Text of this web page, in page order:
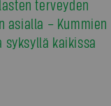
terveyden
asialla – Kummien
syksyllä kaikissa